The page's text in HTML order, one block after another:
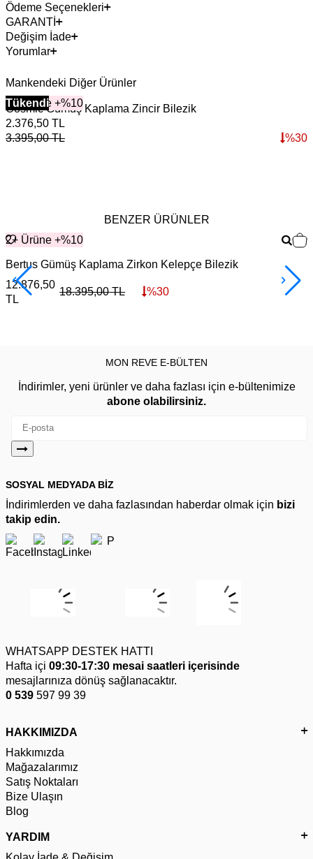
Ödeme Seçenekleri
GARANTİ
Değişim İade
Yorumlar
Mankendeki Diğer Ürünler
2+ Ürüne +%10
Tükendi
Cosmic Gümüş Kaplama Zincir Bilezik
2.376,50 TL
3.395,00TL %30
BENZER ÜRÜNLER
2+ Ürüne +%10
Bertus Gümüş Kaplama Zirkon Kelepçe Bilezik
12.876,50
TL
18.395,00TL %30
MON REVE E-BÜLTEN
İndirimler, yeni ürünler ve daha fazlası için e-bültenimize
abone olabilirsiniz.
SOSYAL MEDYADA BİZ
İndirimlerden ve daha fazlasından haberdar olmak için bizi
takip edin.
WHATSAPP DESTEK HATTI
Hafta içi 09:30-17:30 mesai saatleri içerisinde
mesajlarınıza dönüş sağlanacaktır.
0 539 597 99 39
HAKKIMIZDA
Hakkımızda
Mağazalarımız
Satış Noktaları
Bize Ulaşın
Blog
YARDIM